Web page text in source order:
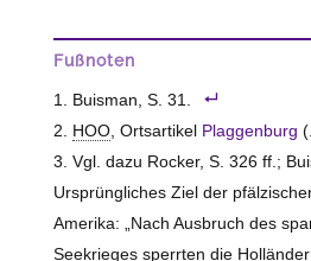
Fußnoten
Buisman, S. 31.
HOO, Ortsartikel Plaggenburg
Vgl. dazu Rocker, S. 326 ff.;
Ursprüngliches Ziel der
Amerika: „Nach Ausbruch des
Seekrieges sperrten die